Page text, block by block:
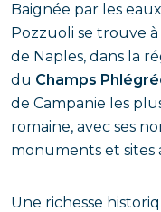
Baignée par les
Pozzuoli se trouve
de Naples, dans la
du Champs
de Campanie les
romaine, avec ses
monuments et sites
Une richesse